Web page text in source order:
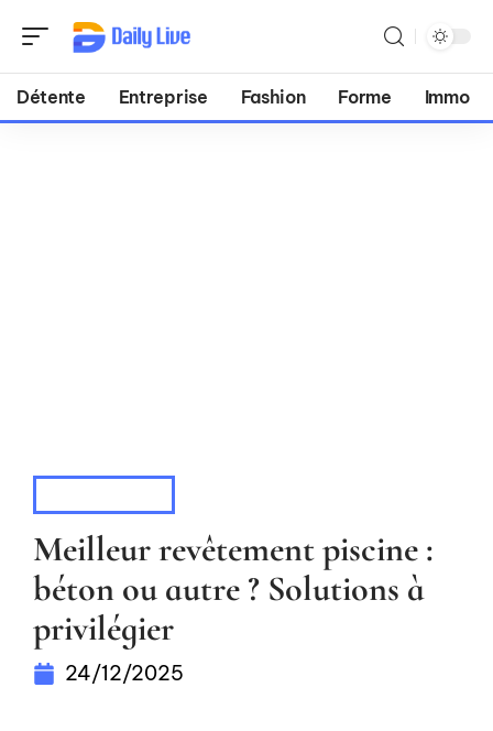
Détente Entreprise Fashion Forme Immo
Meilleur revêtement piscine :
béton ou autre ? Solutions à
privilégier
24/12/2025